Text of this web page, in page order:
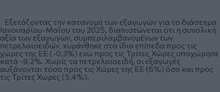
Εξετάζοντας την κατανομή των εξαγωγών για το διάστημα
Ιανουαρίου-Μαΐου του 2025, διαπιστώνεται ότι η συνολική
αξία των εξαγωγών, συμπεριλαμβανομένων των
πετρελαιοειδών, κυμάνθηκε στα ίδια επίπεδα προς τις
χώρες της ΕΕ (-0,3%) ενώ προς τις Τρίτες Χώρες υποχώρησε
κατά -9,2%. Χωρίς τα πετρελαιοειδή, οι εξαγωγές
αυξάνονται τόσο προς τις Χώρες της ΕΕ (6%) όσο και προς
τις Τρίτες Χώρες (5,4%).